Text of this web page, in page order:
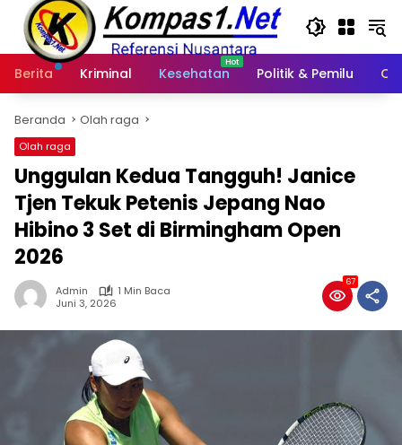
Langsung
konten
Berita
Kriminal Kesehatan Politik & Pemilu
Beranda Olah raga
Olah raga
Unggulan Kedua Tangguh! Janice
Tjen Tekuk Petenis Jepang Nao
Hibino 3 Set di Birmingham Open
2026
Admin
1 Min Baca
Juni 3, 2026
67